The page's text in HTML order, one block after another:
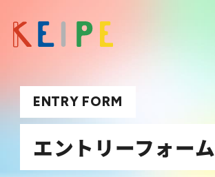
ENTRY FORM
エントリーフォーム